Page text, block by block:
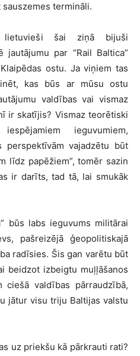
termināli.
lietuvieši šai ziņā bijuši
par “Rail Baltica”
ostu. Ja viņiem tas
kas būs ar mūsu ostu
valdības vai vismaz
ir skatījis? Vismaz teorētiski
ieguvumiem,
perspektīvām vajadzētu būt
līdz papēžiem”, tomēr sazin
ir darīts, tad tā, lai smukāk
būs labs ieguvums militārai
pašreizējā ģeopolitiskajā
radīsies. Šis gan varētu būt
beidzot izbeigtu muļļāšanos
valdības pārraudzībā,
jātur visu triju Baltijas valstu
uz priekšu kā pārkrauti rati?